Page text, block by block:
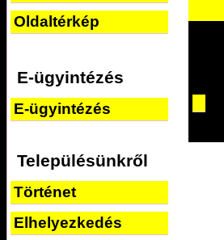
Oldaltérkép
E-ügyintézés
E-ügyintézés
Településünkről
Történet
Elhelyezkedés